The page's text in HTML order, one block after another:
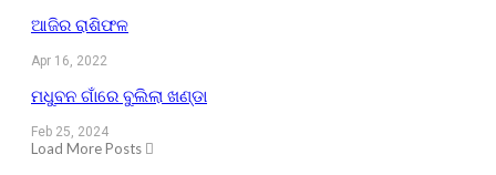
ଆଜିର ରାଶିଫଳ
Apr 16, 2022
ମଧୁବନ ଗାଁରେ ବୁଲିଲା ଖଣ୍ଡା
Feb 25, 2024
Load More Posts